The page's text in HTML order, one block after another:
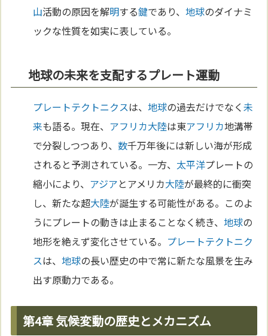
山活動の原因を解明する鍵であり、地球のダイナミ
ックな性質を如実に表している。
地球の未来を支配するプレート運動
プレートテクトニクスは、地球の過去だけでなく未
来も語る。現在、 アフリカ大陸は東アフリカ地溝帯
で分裂しつつあり、数千万年後には新しい海が形成
されると予測されている。一方、 太平洋プレートの
縮小により、 アジアとアメリカ大陸が最終的に衝突
し、新たな超大陸が誕生する可能性がある。このよ
うにプレートの動きは止まることなく続き、地球の
地形を絶えず変化させている。 プレートテクトニク
スは、地球の長い歴史の中で常に新たな風景を生み
出す原動力である。
第4章 気候変動の歴史とメカニズム